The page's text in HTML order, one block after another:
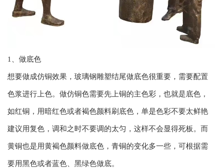
1、做底色
想要做成仿铜效果，玻璃钢雕塑结尾做底色很重要，需要配置
色浆进行上色。做仿铜色需要先上铜的主色彩，也就是底色，
如红铜，用暗红色或者褐色颜料刷底色，单是色彩不要太鲜艳
建议用复色，调和之时不要调的太匀，这样不会显得死板。而
黄铜也是用黄褐色颜料做底色，青铜的变化多一些，可根据需
要用黑色或者蓝色、黑绿色做底。